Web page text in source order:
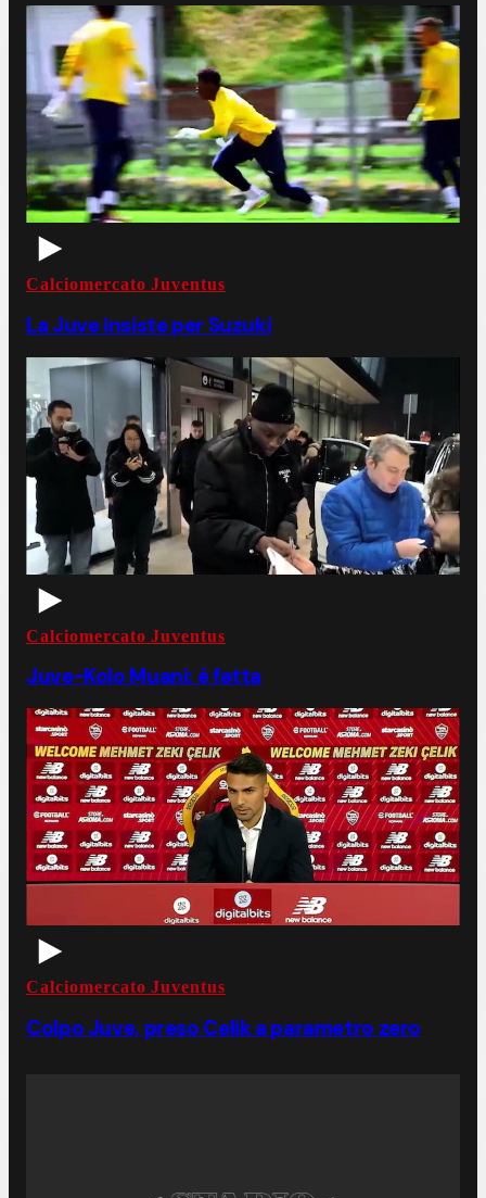
Calciomercato Juventus
La Juve insiste per Suzuki
Calciomercato Juventus
Juve-Kolo Muani: è fatta
Calciomercato Juventus
Colpo Juve, preso Celik a parametro zero